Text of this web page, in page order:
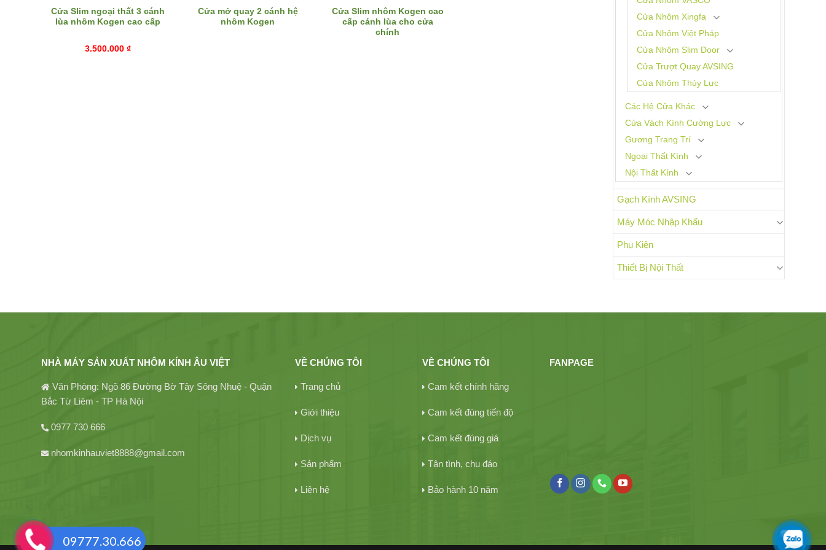
Cửa Slim ngoại thất 3 cánh
lùa nhôm Kogen cao cấp
3.500.000₫
Cửa mở quay 2 cánh hệ
nhôm Kogen
Cửa Slim nhôm Kogen cao
cấp cánh lùa cho cửa
chính
Cửa Nhôm Xingfa
Cửa Nhôm Việt Pháp
Cửa Nhôm Slim Door
Cửa Trượt Quay AVSING
Cửa Nhôm Thủy Lực
Các Hệ Cửa Khác
Cửa Vách Kính Cường Lực
Gương Trang Trí
Ngoại Thất Kính
Nội Thất Kính
Gạch Kính AVSING
Máy Móc Nhập Khẩu
Phụ Kiện
Thiết Bị Nội Thất
NHÀ MÁY SẢN XUẤT NHÔM KÍNH ÂU VIỆT
Văn Phòng: Ngõ 86 Đường Bờ Tây Sông Nhuệ - Quận
Bắc Từ Liêm - TP Hà Nội
0977 730 666
nhomkinhauviet8888@gmail.com
VỀ CHÚNG TÔI
Trang chủ
Giới thiệu
Dịch vụ
Sản phẩm
Liên hệ
VỀ CHÚNG TÔI
Cam kết chính hãng
Cam kết đúng tiến độ
Cam kết đúng giá
Tận tình, chu đáo
Bảo hành 10 năm
FANPAGE
09777.30.666